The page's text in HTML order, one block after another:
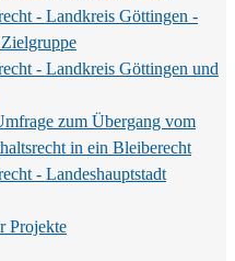
- Landkreis Göttingen -
- Landkreis Göttingen und
zum Übergang vom
in ein Bleiberecht
- Landeshauptstadt
Projekte